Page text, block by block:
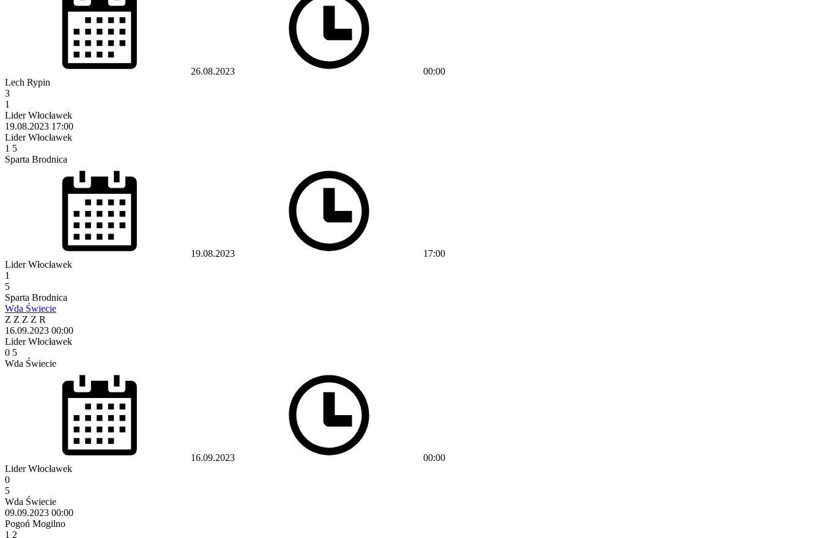
26.08.2023
00:00
Lech Rypin
3
1
Lider Włocławek
19.08.2023 17:00
Lider Włocławek
1 5
Sparta Brodnica
19.08.2023
17:00
Lider Włocławek
1
5
Sparta Brodnica
Wda Świecie
Z Z Z Z R
16.09.2023 00:00
Lider Włocławek
0 5
Wda Świecie
16.09.2023
00:00
Lider Włocławek
0
5
Wda Świecie
09.09.2023 00:00
Pogoń Mogilno
1 2